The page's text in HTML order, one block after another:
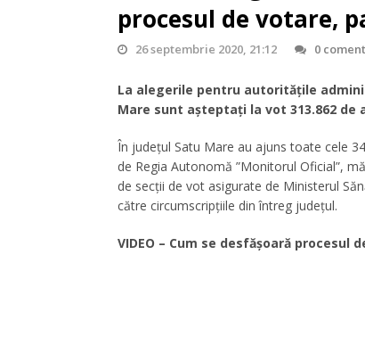
procesul de votare,
26 septembrie 2020, 21:12 0
La alegerile pentru autoritățile
Mare sunt așteptați la vot 313.862
În județul Satu Mare au ajuns toate cele
de Regia Autonomă ”Monitorul Oficial”,
de secții de vot asigurate de Ministerul
către circumscripțiile din întreg județul.
VIDEO – Cum se desfășoară procesul